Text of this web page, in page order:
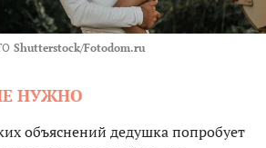
Shutterstock/Fotodom.ru
НУЖНО
объяснений дедушка попробует